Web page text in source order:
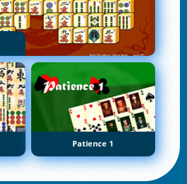
Patience 1